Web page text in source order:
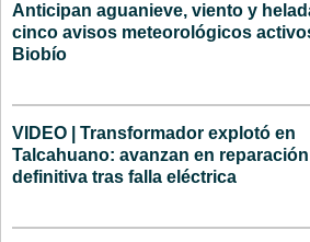
Anticipan aguanieve, viento y
cinco avisos meteorológicos
Biobío
VIDEO | Transformador explotó en
Talcahuano: avanzan en reparación
definitiva tras falla eléctrica